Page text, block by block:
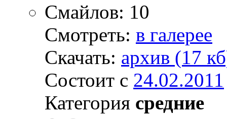
Смайлов: 10
Смотреть: в галерее
Скачать: архив (17
Состоит с 24.02.2011
Категория средние